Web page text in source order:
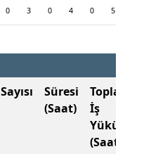
0 3 0 4 0 5
Sayısı
Süresi
(Saat)
Toplam
İş
Yükü
(Saat)